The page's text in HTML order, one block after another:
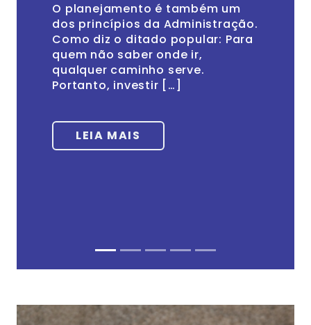
O planejamento é também um
dos princípios da Administração.
Como diz o ditado popular: Para
quem não saber onde ir,
qualquer caminho serve.
Portanto, investir […]
LEIA MAIS